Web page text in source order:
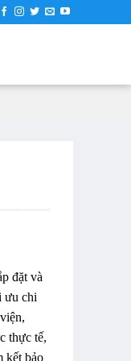
đặt và
ưu chi
thực tế,
kết bảo